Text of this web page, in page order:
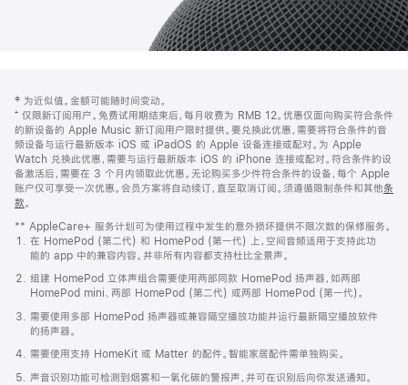
页
页
脚
注
‡ 为近似值。金额可能随时间变动。
⁺ 仅限新订阅用户。免费试用期结束后，每月收费为 RMB 12。优惠仅面向购买符合条件
的新设备的 Apple Music 新订阅用户限时提供。要兑换此优惠，需要将符合条件的音
频设备与运行最新版本 iOS 或 iPadOS 的 Apple 设备连接或配对。为 Apple
Watch 兑换此优惠，需要与运行最新版本 iOS 的 iPhone 连接或配对。符合条件的设
备激活后，需要在 3 个月内领取此优惠。无论购买多少件符合条件的设备，每个 Apple
账户仅可享受一次优惠。会员方案将自动续订，直至取消订阅。须遵循限制条件和其他条
款。
窗
口
中
打
开)
** AppleCare+ 服务计划可为使用过程中发生的意外损坏提供不限次数的保修服务。
在 HomePod (第二代) 和 HomePod (第一代) 上，空间音频适用于支持此功
能的 app 中的兼容内容。并非所有内容都支持杜比全景声。
组建 HomePod 立体声组合需要使用两部同款 HomePod 扬声器，如两部
HomePod mini、两部 HomePod (第二代) 或两部 HomePod (第一代)。
需要使用多部 HomePod 扬声器或兼容隔空播放功能并运行最新隔空播放软件
的扬声器。
需要使用支持 HomeKit 或 Matter 的配件。智能家居配件需单独购买。
声音识别功能可检测到烟雾和一氧化碳的警报声，并可在识别后向你发送通知。